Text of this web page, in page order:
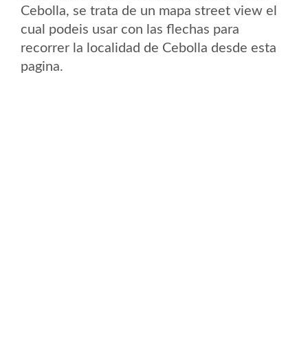
Cebolla, se trata de un mapa street view el
cual podeis usar con las flechas para
recorrer la localidad de Cebolla desde esta
pagina.